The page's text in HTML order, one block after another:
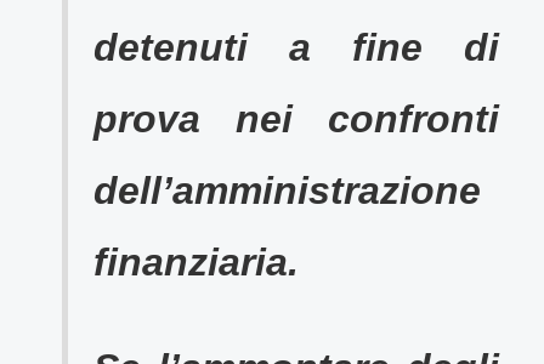
detenuti a fine di
prova nei confronti
dell’amministrazione
finanziaria.